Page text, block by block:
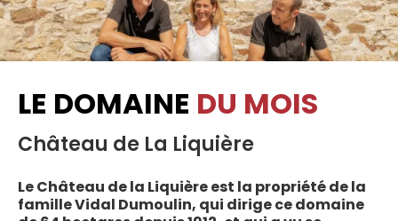
LE DOMAINE DU MOIS
Château de La Liquière
Le Château de la Liquière est la propriété de la
famille Vidal Dumoulin, qui dirige ce domaine